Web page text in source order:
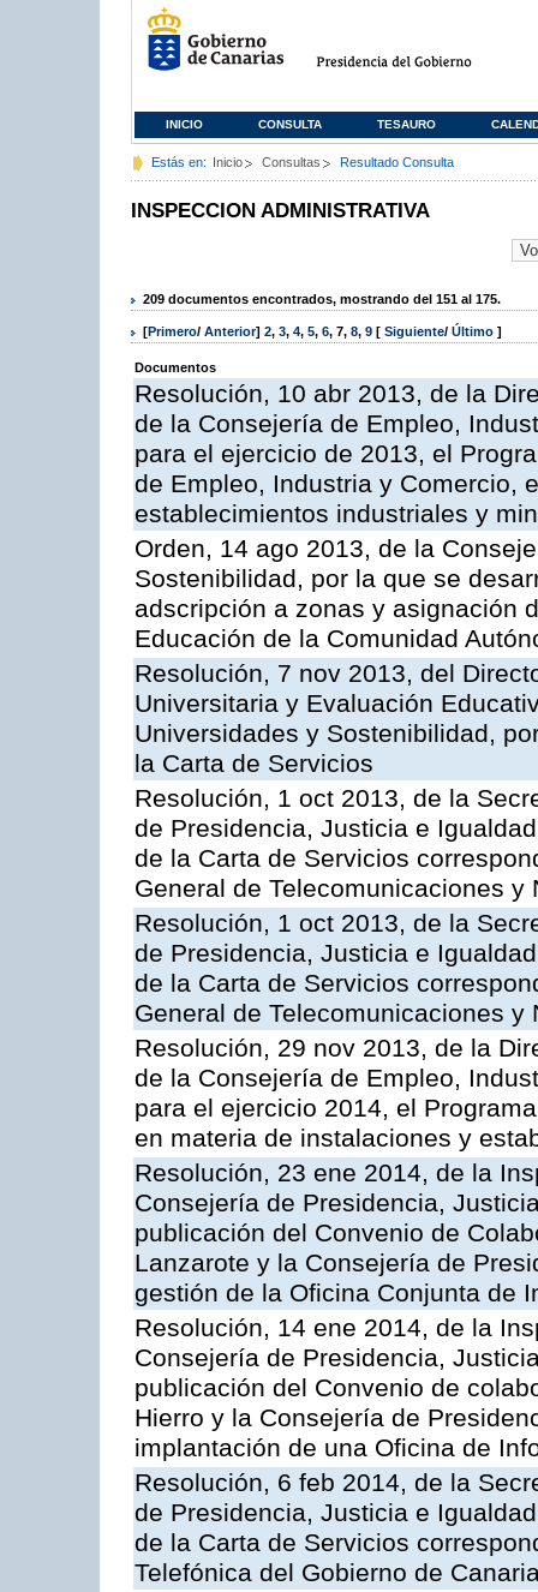
INICIO CONSULTA TESAURO
Estás en: Inicio Consultas Resultado Consulta
INSPECCION ADMINISTRATIVA
209 documentos encontrados, mostrando del 151 al 175.
[Primero/ Anterior] 2, 3, 4, 5, 6, 7, 8, 9 [ Siguiente/ Último ]
Documentos
Resolución, 10 abr 2013, de la
de la Consejería de Empleo,
para el ejercicio de 2013, el
de Empleo, Industria y Comercio,
establecimientos industriales y
Orden, 14 ago 2013, de la
Sostenibilidad, por la que se
adscripción a zonas y asignación
Educación de la Comunidad
Resolución, 7 nov 2013, del
Universitaria y Evaluación
Universidades y Sostenibilidad,
la Carta de Servicios
Resolución, 1 oct 2013, de la
de Presidencia, Justicia e
de la Carta de Servicios
General de Telecomunicaciones y
Resolución, 1 oct 2013, de la
de Presidencia, Justicia e
de la Carta de Servicios
General de Telecomunicaciones y
Resolución, 29 nov 2013, de la
de la Consejería de Empleo,
para el ejercicio 2014, el
en materia de instalaciones y
Resolución, 23 ene 2014, de la
Consejería de Presidencia,
publicación del Convenio de
Lanzarote y la Consejería de
gestión de la Oficina Conjunta de
Resolución, 14 ene 2014, de la
Consejería de Presidencia,
publicación del Convenio de
Hierro y la Consejería de
implantación de una Oficina de
Resolución, 6 feb 2014, de la
de Presidencia, Justicia e
de la Carta de Servicios
Telefónica del Gobierno de